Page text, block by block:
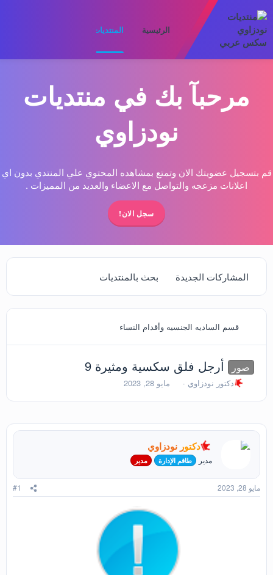
الرئيسية المنتديات
مرحبآ بك في منتديات
نودزاوي
قم بتسجيل عضويتك الان وتمتع بمشاهده المحتوي علي المنتدي بدون اي
اعلانات مزعجه والتواصل مع الاعضاء والعديد من المميزات .
سجل الان!
المشاركات الجديدة بحث بالمنتديات
قسم الساديه الجنسيه وأقدام النساء
صور أرجل فلق سكسية ومثيرة 9
ب
د
ا
م
و
ع
دكتور نودزاوي
ت
ر
خ
ل
ب
د
ء
مايو 28, 2023
دكتور نودزاوي
مدير طاقم الإدارة مدير
مايو 28, 2023 #1